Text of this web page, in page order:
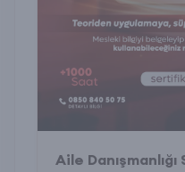
Aile